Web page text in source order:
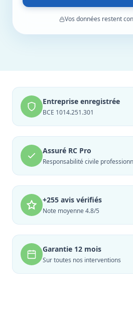
Vos données restent
Entreprise enregistrée
BCE 1014.251.301
Assuré RC Pro
Responsabilité civile
+255 avis vérifiés
Note moyenne 4.8/5
Garantie 12 mois
Sur toutes nos interventions